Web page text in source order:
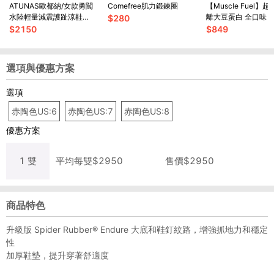
ATUNAS歐都納/女款勇闖
水陸輕量減震護趾涼鞋
(A1GCFF03)登山屋
$2150
Comefree肌力鍛鍊圈
$280
【Muscle Fuel】超
離大豆蛋白 全口味
盒｜天然無化學味
$849
選項與優惠方案
選項
赤陶色US:6
赤陶色US:7
赤陶色US:8
優惠方案
1 雙 平均每雙$2950 售價$2950
商品特色
升級版 Spider Rubber® Endure 大底和鞋釘紋路，增強抓地力和穩定
性
加厚鞋墊，提升穿著舒適度